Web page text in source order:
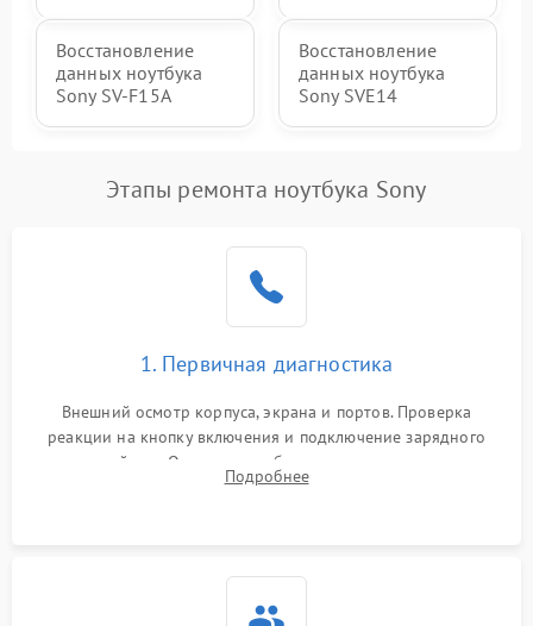
Восстановление
данных ноутбука
Sony SV-F15A
Восстановление
данных ноутбука
Sony SVE14
Этапы ремонта ноутбука Sony
1. Первичная диагностика
Внешний осмотр корпуса, экрана и портов. Проверка
реакции на кнопку включения и подключение зарядного
устройства. Оценка потребления тока с помощью
лабораторного блока питания для локализации проблемы.
Подробнее